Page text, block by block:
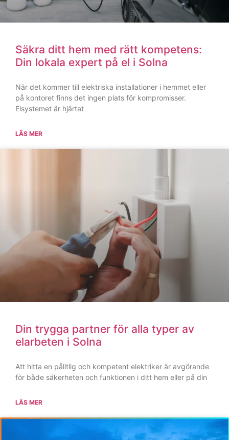
Eljour Solna: Snabb hjälp när olyckan
Ett plötsligt strömavbrott, en lukt av bränd plast från ett
uttag eller en huvudsäkring som ständigt går – elfel
kommer